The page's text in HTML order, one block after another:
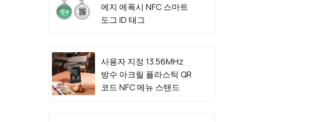
에지 에폭시 NFC 스마트
도그 ID 태그
사용자 지정 13.56MHz
방수 아크릴 플라스틱 QR
코드 NFC 메뉴 스탠드